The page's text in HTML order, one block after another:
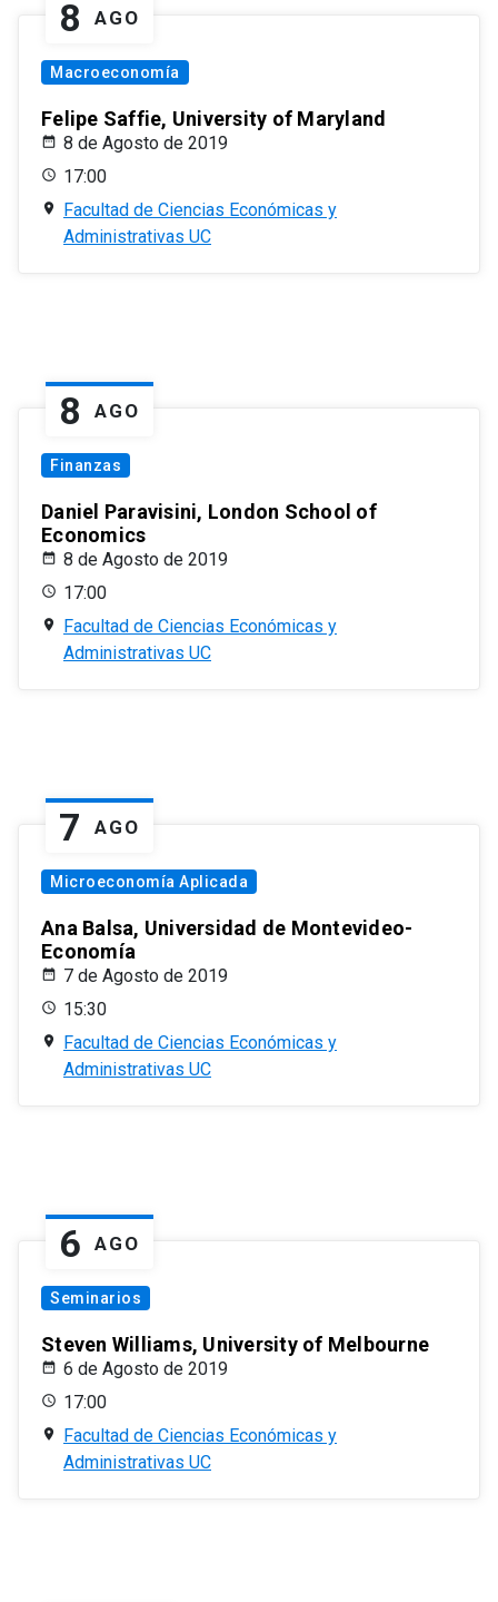
8 AGO
Macroeconomía
Felipe Saffie, University of Maryland
8 de Agosto de 2019
17:00
Facultad de Ciencias Económicas y
Administrativas UC
8 AGO
Finanzas
Daniel Paravisini, London School of
Economics
8 de Agosto de 2019
17:00
Facultad de Ciencias Económicas y
Administrativas UC
7 AGO
Microeconomía Aplicada
Ana Balsa, Universidad de Montevideo-
Economía
7 de Agosto de 2019
15:30
Facultad de Ciencias Económicas y
Administrativas UC
6 AGO
Seminarios
Steven Williams, University of Melbourne
6 de Agosto de 2019
17:00
Facultad de Ciencias Económicas y
Administrativas UC